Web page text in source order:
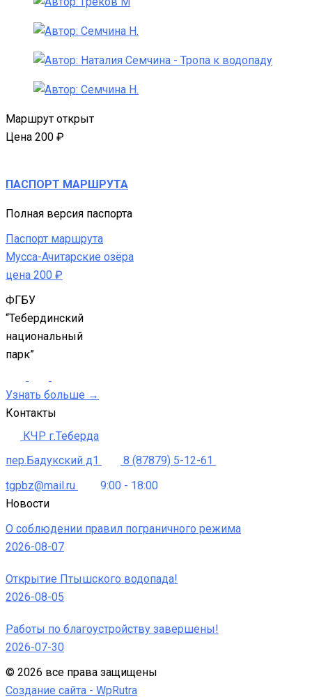
Маршрут открыт
Цена 200 ₽
ПАСПОРТ МАРШРУТА
Полная версия паспорта
Паспорт маршрута
Мусса-Ачитарские озёра
цена 200 ₽
ФГБУ
“Тебердинский
национальный
парк”
Узнать больше →
Контакты
КЧР г.Теберда
пер.Бадукский д1
8 (87879) 5-12-61
tgpbz@mail.ru
9:00 - 18:00
Новости
О соблюдении правил пограничного режима
2026-08-07
Открытие Птышского водопада!
2026-08-05
Работы по благоустройству завершены!
2026-07-30
© 2026 все права защищены
Создание сайта - WpRutra